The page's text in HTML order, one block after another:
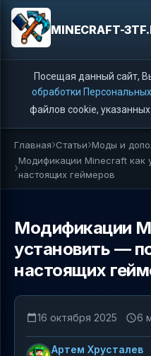
MINECRAFT-
Посещая данный сайт,
обработки
файлов cookie,
Главная Статьи Моды и
Модификации Minecraft как
настоящих геймеров
Модификации
установить —
настоящих
16 октября 2025 6
Артем Хрусталев